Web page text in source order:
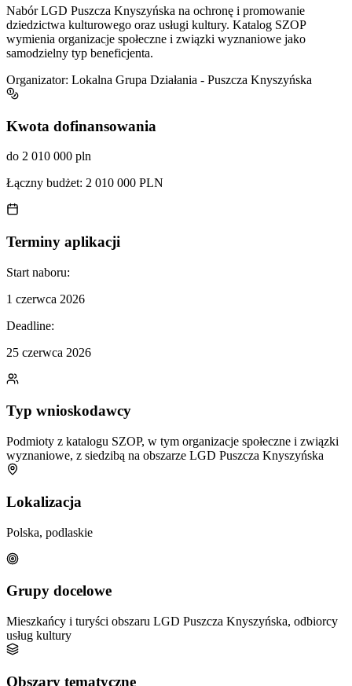
Nabór LGD Puszcza Knyszyńska na ochronę i promowanie
dziedzictwa kulturowego oraz usługi kultury. Katalog SZOP
wymienia organizacje społeczne i związki wyznaniowe jako
samodzielny typ beneficjenta.
Organizator: Lokalna Grupa Działania - Puszcza Knyszyńska
Kwota dofinansowania
do 2 010 000 pln
Łączny budżet: 2 010 000 PLN
Terminy aplikacji
Start naboru:
1 czerwca 2026
Deadline:
25 czerwca 2026
Typ wnioskodawcy
Podmioty z katalogu SZOP, w tym organizacje społeczne i związki
wyznaniowe, z siedzibą na obszarze LGD Puszcza Knyszyńska
Lokalizacja
Polska, podlaskie
Grupy docelowe
Mieszkańcy i turyści obszaru LGD Puszcza Knyszyńska, odbiorcy
usług kultury
Obszary tematyczne